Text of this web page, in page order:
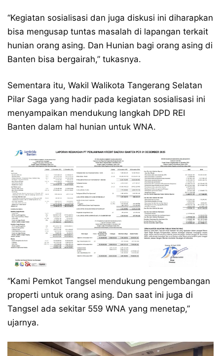
“Kegiatan sosialisasi dan juga diskusi ini diharapkan
bisa mengusap tuntas masalah di lapangan terkait
hunian orang asing. Dan Hunian bagi orang asing di
Banten bisa bergairah,” tukasnya.
Sementara itu, Wakil Walikota Tangerang Selatan
Pilar Saga yang hadir pada kegiatan sosialisasi ini
menyampaikan mendukung langkah DPD REI
Banten dalam hal hunian untuk WNA.
“Kami Pemkot Tangsel mendukung pengembangan
properti untuk orang asing. Dan saat ini juga di
Tangsel ada sekitar 559 WNA yang menetap,”
ujarnya.